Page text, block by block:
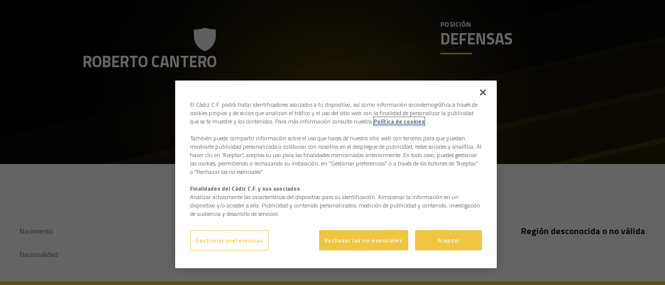
ROBERTO CANTERO
POSICIÓN
DEFENSAS
Nacimiento Edad 4 años País Región desconocida o no válida
Nacionalidad
El Cádiz C.F. podrá tratar identificadores asociados a tu dispositivo, así como información sociodemográfica a través de
cookies propias y de socios que analizan el tráfico y el uso del sitio web con la finalidad de personalizar la publicidad
que se te muestre y los contenidos. Para más información consulte nuestra Política de cookies
También puede compartir información sobre el uso que haces de nuestro sitio web con terceros para que puedan
mostrarte publicidad personalizada o colaborar con nosotros en el despliegue de publicidad, redes sociales y analítica. Al
hacer clic en “Aceptar”, aceptas su uso para las finalidades mencionadas anteriormente. En todo caso, puedes gestionar
las cookies, permitiendo o rechazando su instalación, en "Gestionar preferencias" o a través de los botones de “Aceptar”
o “Rechazar las no esenciales”.
Finalidades del Cádiz C.F. y sus asociados
Analizar activamente las características del dispositivo para su identificación. Almacenar la información en un
dispositivo y/o acceder a ella. Publicidad y contenido personalizados, medición de publicidad y contenido, investigación
de audiencia y desarrollo de servicios.
Gestionar preferencias Rechazar las no esenciales Aceptar